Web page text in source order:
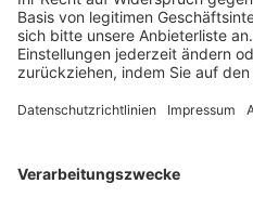
Login SpielPlus
FOLGE DEM BFV